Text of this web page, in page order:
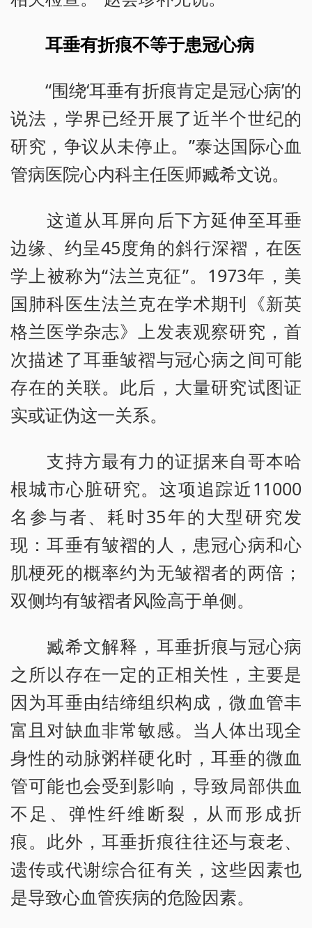
耳垂有折痕不等于患冠心病
“围绕‘耳垂有折痕肯定是冠心病’的
说法，学界已经开展了近半个世纪的
研究，争议从未停止。”泰达国际心血
管病医院心内科主任医师臧希文说。
这道从耳屏向后下方延伸至耳垂
边缘、约呈45度角的斜行深褶，在医
学上被称为“法兰克征”。1973年，美
国肺科医生法兰克在学术期刊《新英
格兰医学杂志》上发表观察研究，首
次描述了耳垂皱褶与冠心病之间可能
存在的关联。此后，大量研究试图证
实或证伪这一关系。
支持方最有力的证据来自哥本哈
根城市心脏研究。这项追踪近11000
名参与者、耗时35年的大型研究发
现：耳垂有皱褶的人，患冠心病和心
肌梗死的概率约为无皱褶者的两倍；
双侧均有皱褶者风险高于单侧。
臧希文解释，耳垂折痕与冠心病
之所以存在一定的正相关性，主要是
因为耳垂由结缔组织构成，微血管丰
富且对缺血非常敏感。当人体出现全
身性的动脉粥样硬化时，耳垂的微血
管可能也会受到影响，导致局部供血
不足、弹性纤维断裂，从而形成折
痕。此外，耳垂折痕往往还与衰老、
遗传或代谢综合征有关，这些因素也
是导致心血管疾病的危险因素。